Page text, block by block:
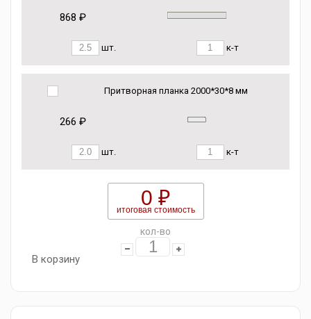
868 ₽
шт. к-т
Притворная планка 2000*30*8 мм
266 ₽
шт. к-т
0 ₽
итоговая стоимость
кол-во
В корзину